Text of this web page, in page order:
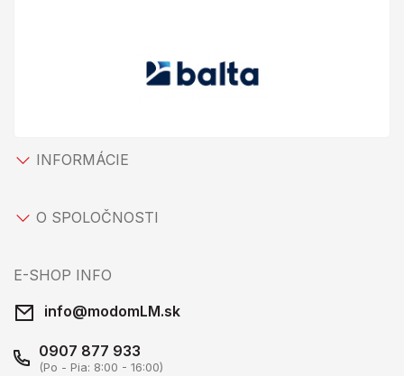
INFORMÁCIE
O SPOLOČNOSTI
E-SHOP INFO
info@modomLM.sk
0907 877 933
(Po - Pia: 8:00 - 16:00)